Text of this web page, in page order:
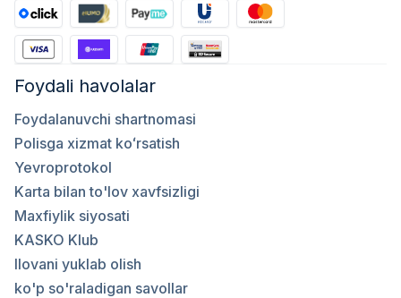
Foydali havolalar
Foydalanuvchi shartnomasi
Polisga xizmat koʻrsatish
Yevroprotokol
Karta bilan to'lov xavfsizligi
Maxfiylik siyosati
KASKO Klub
Ilovani yuklab olish
ko'p so'raladigan savollar